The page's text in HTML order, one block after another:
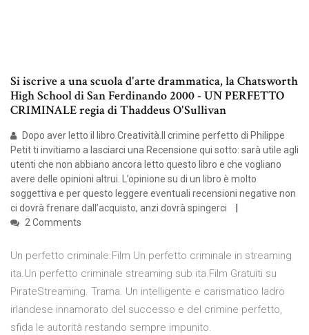
Si iscrive a una scuola d'arte drammatica, la Chatsworth
High School di San Ferdinando 2000 - UN PERFETTO
CRIMINALE regia di Thaddeus O'Sullivan
Dopo aver letto il libro Creatività.Il crimine perfetto di Philippe
Petit ti invitiamo a lasciarci una Recensione qui sotto: sarà utile agli
utenti che non abbiano ancora letto questo libro e che vogliano
avere delle opinioni altrui. L’opinione su di un libro è molto
soggettiva e per questo leggere eventuali recensioni negative non
ci dovrà frenare dall’acquisto, anzi dovrà spingerci
2 Comments
Un perfetto criminale.Film Un perfetto criminale in streaming
ita.Un perfetto criminale streaming sub ita.Film Gratuiti su
PirateStreaming. Trama. Un intelligente e carismatico ladro
irlandese innamorato del successo e del crimine perfetto,
sfida le autorità restando sempre impunito.